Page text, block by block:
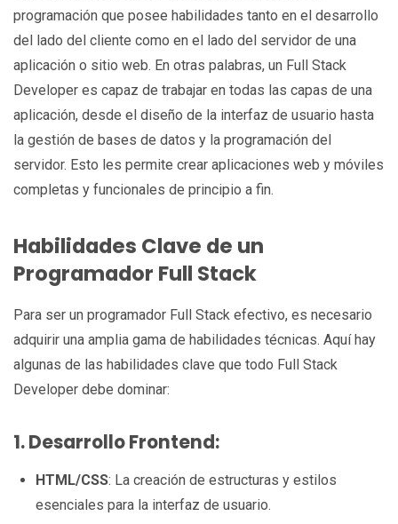
programación que posee habilidades tanto en el desarrollo
del lado del cliente como en el lado del servidor de una
aplicación o sitio web. En otras palabras, un Full Stack
Developer es capaz de trabajar en todas las capas de una
aplicación, desde el diseño de la interfaz de usuario hasta
la gestión de bases de datos y la programación del
servidor. Esto les permite crear aplicaciones web y móviles
completas y funcionales de principio a fin.
Habilidades Clave de un
Programador Full Stack
Para ser un programador Full Stack efectivo, es necesario
adquirir una amplia gama de habilidades técnicas. Aquí hay
algunas de las habilidades clave que todo Full Stack
Developer debe dominar:
1. Desarrollo Frontend:
HTML/CSS: La creación de estructuras y estilos
esenciales para la interfaz de usuario.